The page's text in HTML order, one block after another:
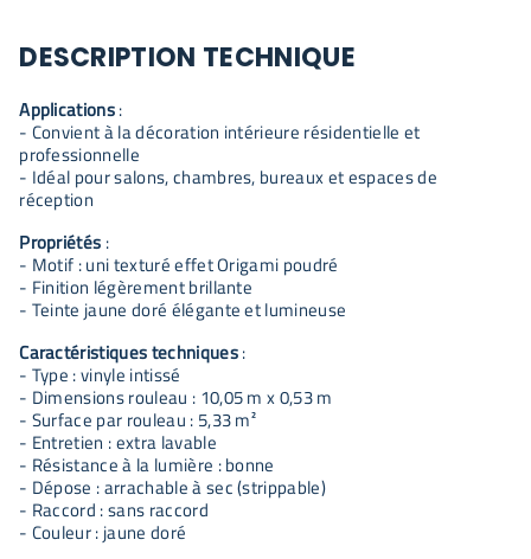
DESCRIPTION TECHNIQUE
Applications:
- Convient à la décoration intérieure résidentielle et
professionnelle
- Idéal pour salons, chambres, bureaux et espaces de
réception
Propriétés :
- Motif : uni texturé effet Origami poudré
- Finition légèrement brillante
- Teinte jaune doré élégante et lumineuse
Caractéristiques techniques:
- Type : vinyle intissé
- Dimensions rouleau : 10,05 m x 0,53 m
- Surface par rouleau : 5,33 m²
- Entretien : extra lavable
- Résistance à la lumière : bonne
- Dépose : arrachable à sec (strippable)
- Raccord : sans raccord
- Couleur : jaune doré